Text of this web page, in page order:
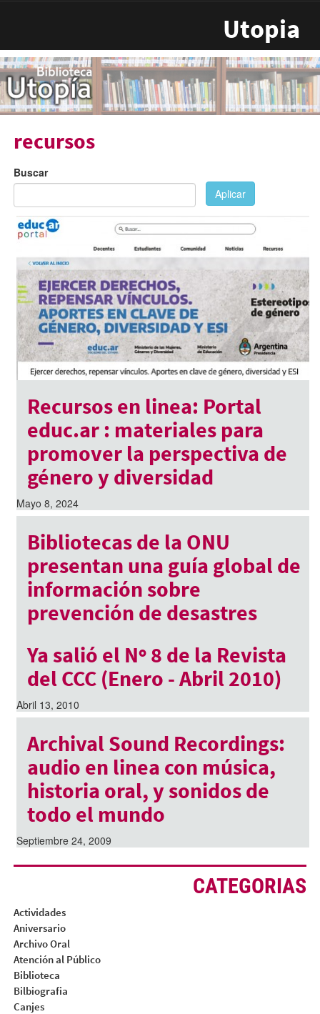
Utopia
recursos
Buscar
Aplicar
Recursos en linea: Portal
educ.ar : materiales para
promover la perspectiva de
género y diversidad
Mayo 8, 2024
Bibliotecas de la ONU
presentan una guía global de
información sobre
prevención de desastres
Ya salió el Nº 8 de la Revista
del CCC (Enero - Abril 2010)
Abril 13, 2010
Archival Sound Recordings:
audio en linea con música,
historia oral, y sonidos de
todo el mundo
Septiembre 24, 2009
CATEGORIAS
Actividades
Aniversario
Archivo Oral
Atención al Público
Biblioteca
Bilbiografia
Canjes